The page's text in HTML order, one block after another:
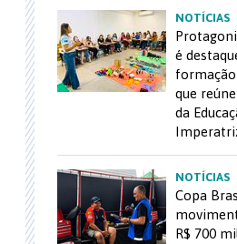
NOTÍCIAS
é
que
da
NOTÍCIAS
Copa
R$ 700